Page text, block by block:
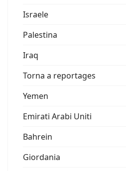
Israele
Palestina
Iraq
Torna a reportages
Yemen
Emirati Arabi Uniti
Bahrein
Giordania